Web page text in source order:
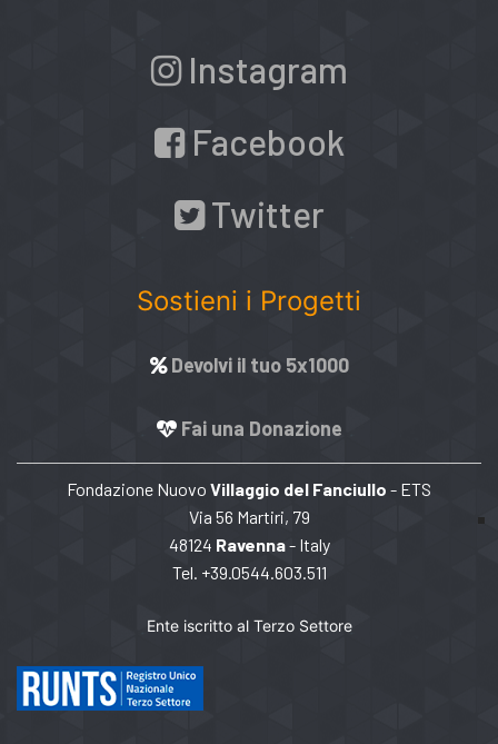
Instagram
Facebook
Twitter
Sostieni i Progetti
Devolvi il tuo 5x1000
Fai una Donazione
Fondazione Nuovo Villaggio del Fanciullo - ETS
Via 56 Martiri, 79
48124 Ravenna- Italy
Tel. +39.0544.603.511
Ente iscritto al Terzo Settore